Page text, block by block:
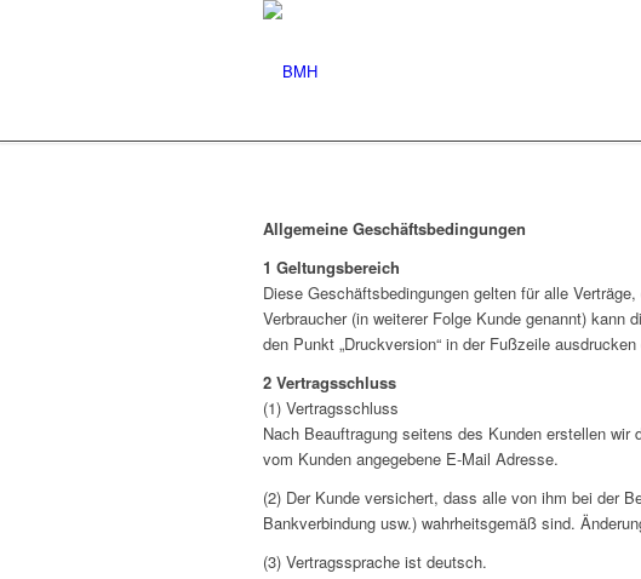
Allgemeine Geschäftsbedingungen
1 Geltungsbereich
Diese Geschäftsbedingungen gelten für alle
Verbraucher (in weiterer Folge Kunde genannt) kann
den Punkt „Druckversion“ in der Fußzeile
2 Vertragsschluss
(1) Vertragsschluss
Nach Beauftragung seitens des Kunden erstellen
vom Kunden angegebene E-Mail Adresse.
(2) Der Kunde versichert, dass alle von ihm bei der
Bankverbindung usw.) wahrheitsgemäß sind.
(3) Vertragssprache ist deutsch.